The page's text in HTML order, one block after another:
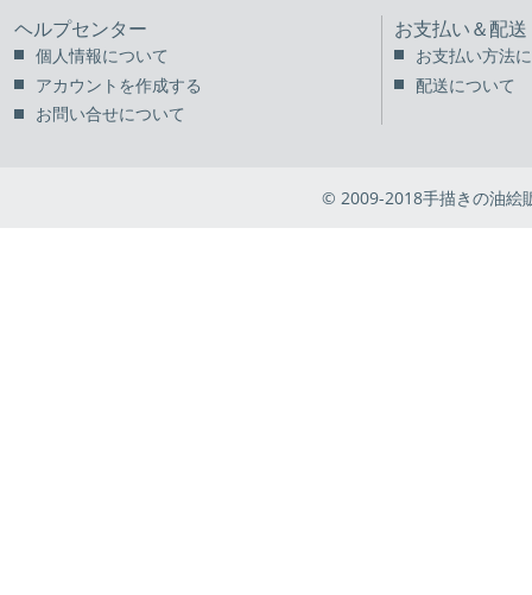
ヘルプセンター
個人情報について
アカウントを作成する
お問い合せについて
お支払い＆配送
お支払い方法
配送について
© 2009-2018手描きの油絵